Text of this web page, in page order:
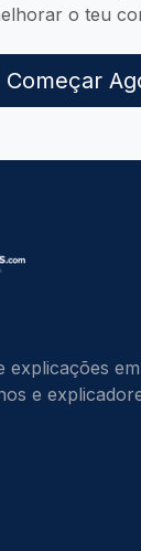
o teu
Começar
explicações
e